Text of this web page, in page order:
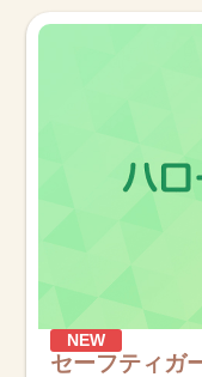
NEW
セーフティ